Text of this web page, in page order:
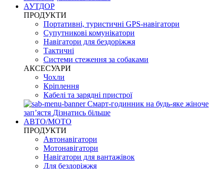
АУТДОР
ПРОДУКТИ
Портативні, туристичні GPS-навігатори
Супутникові комунікатори
Навігатори для бездоріжжя
Тактичні
Системи стеження за собаками
АКСЕСУАРИ
Чохли
Кріплення
Кабелі та зарядні пристрої
Смарт-годинник на будь-яке жіноче
запʼястя Дізнатись більше
АВТО/МОТО
ПРОДУКТИ
Автонавігатори
Мотонавігатори
Навігатори для вантажівок
Для бездоріжжя